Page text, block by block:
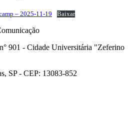
– 2025-11-19 Baixar
901 - Cidade Universitária "Zeferino
SP - CEP: 13083-852